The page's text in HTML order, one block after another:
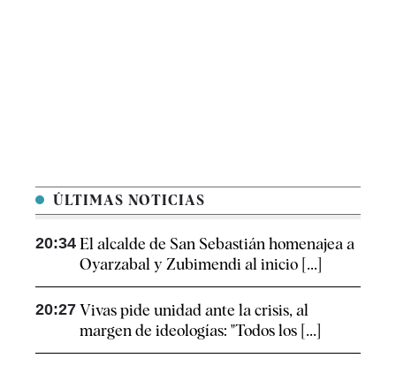
ÚLTIMAS NOTICIAS
20:34 El alcalde de San Sebastián homenajea a
Oyarzabal y Zubimendi al inicio [...]
20:27 Vivas pide unidad ante la crisis, al
margen de ideologías: "Todos los [...]